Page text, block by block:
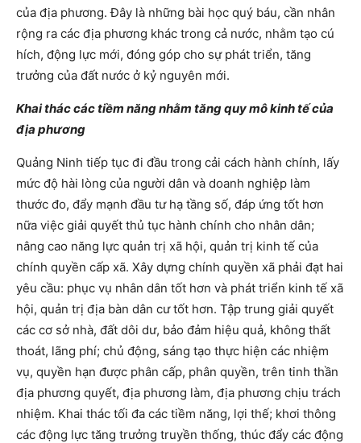
của địa phương. Đây là những bài học quý báu, cần nhân
rộng ra các địa phương khác trong cả nước, nhằm tạo cú
hích, động lực mới, đóng góp cho sự phát triển, tăng
trưởng của đất nước ở kỷ nguyên mới.
Khai thác các tiềm năng nhằm tăng quy mô kinh tế của
địa phương
Quảng Ninh tiếp tục đi đầu trong cải cách hành chính, lấy
mức độ hài lòng của người dân và doanh nghiệp làm
thước đo, đẩy mạnh đầu tư hạ tầng số, đáp ứng tốt hơn
nữa việc giải quyết thủ tục hành chính cho nhân dân;
nâng cao năng lực quản trị xã hội, quản trị kinh tế của
chính quyền cấp xã. Xây dựng chính quyền xã phải đạt hai
yêu cầu: phục vụ nhân dân tốt hơn và phát triển kinh tế xã
hội, quản trị địa bàn dân cư tốt hơn. Tập trung giải quyết
các cơ sở nhà, đất dôi dư, bảo đảm hiệu quả, không thất
thoát, lãng phí; chủ động, sáng tạo thực hiện các nhiệm
vụ, quyền hạn được phân cấp, phân quyền, trên tinh thần
địa phương quyết, địa phương làm, địa phương chịu trách
nhiệm. Khai thác tối đa các tiềm năng, lợi thế; khơi thông
các động lực tăng trưởng truyền thống, thúc đẩy các động